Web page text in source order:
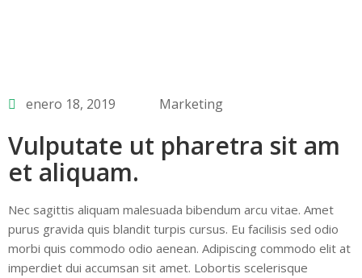
enero 18, 2019 Marketing
Vulputate ut pharetra sit am
et aliquam.
Nec sagittis aliquam malesuada bibendum arcu vitae. Amet
purus gravida quis blandit turpis cursus. Eu facilisis sed odio
morbi quis commodo odio aenean. Adipiscing commodo elit at
imperdiet dui accumsan sit amet. Lobortis scelerisque